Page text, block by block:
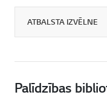
ATBALSTA IZVĒLNE
Palīdzības